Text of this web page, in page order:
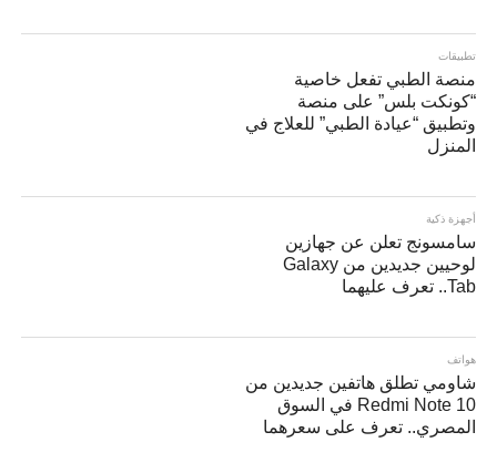
تطبيقات
منصة الطبي تفعل خاصية
“كونكت بلس” على منصة
وتطبيق “عيادة الطبي” للعلاج في
المنزل
أجهزة ذكية
سامسونج تعلن عن جهازين
لوحيين جديدين من Galaxy
Tab.. تعرف عليهما
هواتف
شاومي تطلق هاتفين جديدين من
Redmi Note 10 في السوق
المصري.. تعرف على سعرهما